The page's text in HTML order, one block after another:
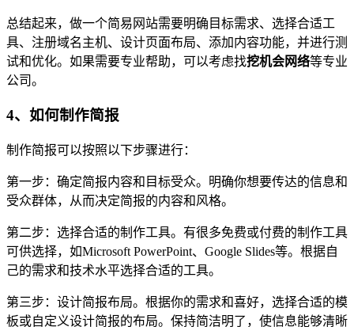
总结起来，做一个简易网站需要明确目标需求、选择合适工
具、注册域名主机、设计页面布局、添加内容功能，并进行测
试和优化。如果需要专业帮助，可以考虑找挖机会网络等专业
公司。
4、如何制作简报
制作简报可以按照以下步骤进行：
第一步：确定简报内容和目标受众。明确你想要传达的信息和
受众群体，从而决定简报的内容和风格。
第二步：选择合适的制作工具。有很多免费或付费的制作工具
可供选择，如Microsoft PowerPoint、Google Slides等。根据自
己的需求和技术水平选择合适的工具。
第三步：设计简报布局。根据你的需求和喜好，选择合适的模
板或自定义设计简报的布局。保持简洁明了，使信息能够清晰